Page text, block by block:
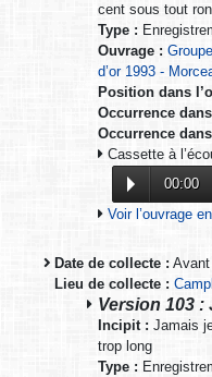
cent sous tout
Type :
Ouvrage :
d’or 1993 -
Position dans
Occurrence
Occurrence
Cassette à
00:00
Voir l’ouvrage
Date de collecte :
Lieu de collecte :
Version 103 :
Incipit : Jamais
trop long
Type :